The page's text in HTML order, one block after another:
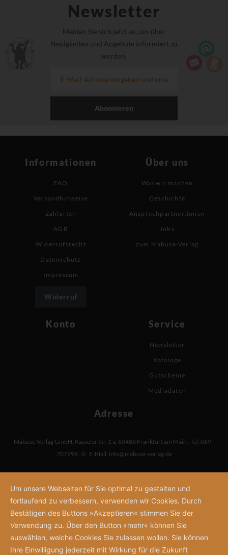
Newsletter
Melden Sie sich jetzt an, um über
Neuigkeiten und Angebote informiert zu
werden.
Abonnieren
Informationen
FAQ
Versandhinweise
Zahlarten
AGB
Widerrufsrecht
Datenschutz
Impressum
Widerruf
Über uns
Was wir machen
Geschichte
Ansprechpartner:innen
Jobs
zum Mabuse-Verlag
Konto Service
Newsletter
Kataloge
Gutscheine
Mediadaten
Adresse
Mabuse-Verlag GmbH Kasseler Str. 1 a 60486 Frankfurt am Main Tel: 069 -
707996 - 0 E-Mail: info@mabuse-verlag.de
Um unsere Webseiten für Sie optimal zu gestalten und
fortlaufend zu verbessern, verwenden wir Cookies. Durch
Bestätigen des Buttons »Akzeptieren« stimmen Sie der
Verwendung zu. Über den Button »mehr« können Sie
auswählen, welche Cookies Sie zulassen wollen. Sie können
Ihre Einwilligung jederzeit mit Wirkung für die Zukunft